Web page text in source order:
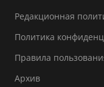
Редакционная
Политика
Правила
Архив